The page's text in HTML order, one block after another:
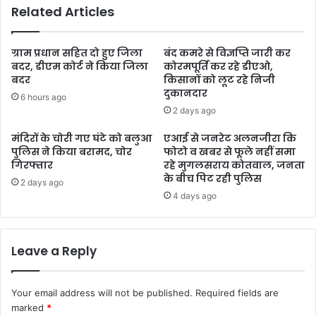
Related Articles
ग्राम प्रधान सहित दो हुए जिला
बदर, डीएम कोर्ट ने किया जिला
बदर
6 hours ago
बंद कमरे से विज्ञप्ति जारी कर
कोरमपूर्ति कर रहे डीएओ,
किसानों को लूट रहे निजी
दुकानदार
2 days ago
मंदिरों के चोरी गए घंटे को बलुआ
पुलिस ने किया बरामद, चोर
गिरफ्तार
2 days ago
एआई से जनरेट अलनजीरा कि
फोटो व खबर से फूले नहीं समा
रहे मुगलसराय कोतवाल, जनता
के बीच पिट रही पुलिस
4 days ago
Leave a Reply
Your email address will not be published. Required fields are
marked *